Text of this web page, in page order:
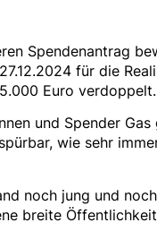
Spendenantrag
für die
Euro verdoppelt.
und Spender
wie sehr
noch jung und
breite